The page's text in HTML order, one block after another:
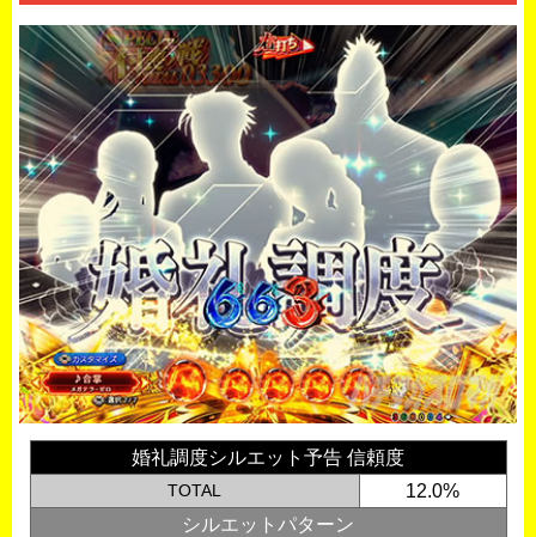
婚礼調度シルエット予告 信頼度
TOTAL
12.0%
シルエットパターン